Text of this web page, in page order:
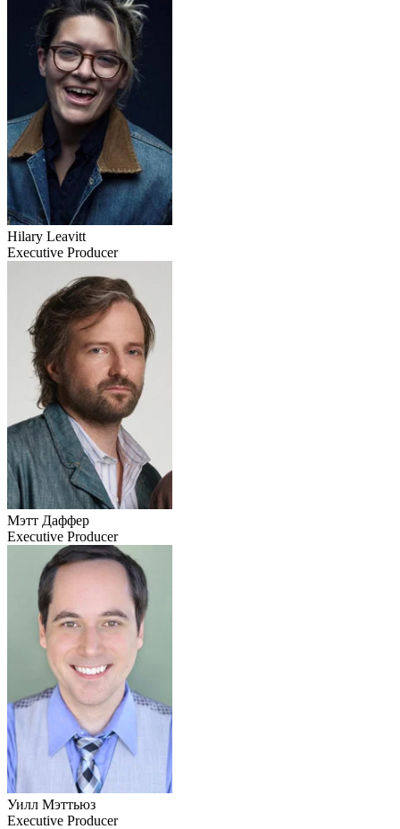
Hilary Leavitt
Executive Producer
Мэтт Даффер
Executive Producer
Уилл Мэттьюз
Executive Producer